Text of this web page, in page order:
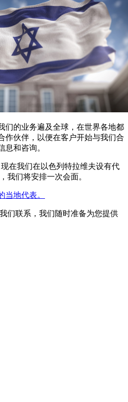
们的业务遍及全球，在世界各地都
作伙伴，以便在客户开始与我们合
息和咨询。
在我们在以色列特拉维夫设有代
我们将安排一次会面。
当地代表。
们联系，我们随时准备为您提供